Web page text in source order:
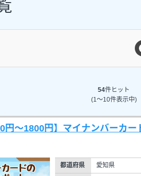
54件ヒット
(1～10件表示中)
円～1800円】マイナンバーカ
都道府県 愛知県